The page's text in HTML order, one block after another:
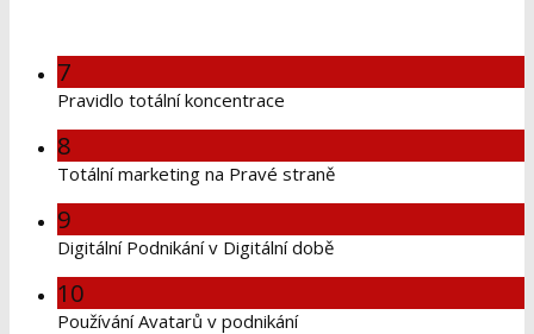
7
Pravidlo totální koncentrace
8
Totální marketing na Pravé straně
9
Digitální Podnikání v Digitální době
10
Používání Avatarů v podnikání